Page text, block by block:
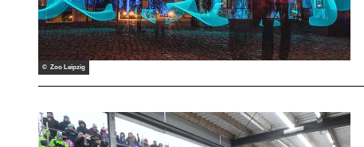
© Zoo Leipzig